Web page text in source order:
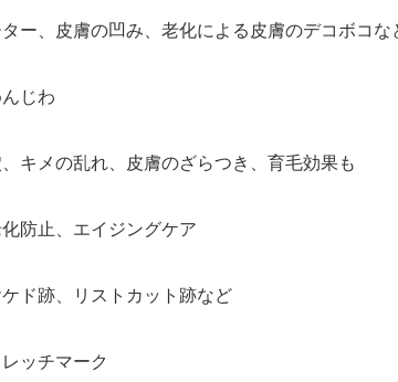
ー、皮膚の凹み、老化による皮膚のデコボコな
じわ
キメの乱れ、皮膚のざらつき、育毛効果も
防止、エイジングケア
ド跡、リストカット跡など
ッチマーク